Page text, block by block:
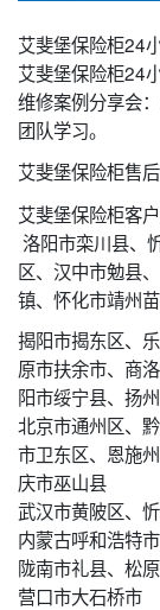
艾斐堡保险柜24
艾斐堡保险柜24
维修案例分享会
团队学习。
艾斐堡保险柜售
艾斐堡保险柜客
洛阳市栾川县、
区、汉中市勉县
镇、怀化市靖州
揭阳市揭东区、
原市扶余市、商
阳市绥宁县、扬
北京市通州区、
市卫东区、恩施
庆市巫山县
武汉市黄陂区、
内蒙古呼和浩特
陇南市礼县、松
营口市大石桥市